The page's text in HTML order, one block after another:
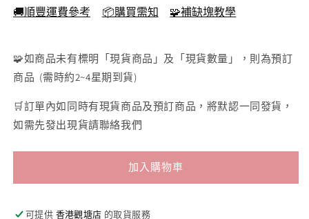
🚚順豐運費參考 📦購買需知 🧩補缺塊教學
🧩如商品未有標明「現貨商品」及「現貨數量」，則為預訂
商品 (需時約2~4星期到貨)
🛒訂單內如同時有現貨商品及預訂商品，將默認一同發貨，
如需先發出現貨請聯絡我們
加入購物車
可提供 香港觀塘店 的取貨服務